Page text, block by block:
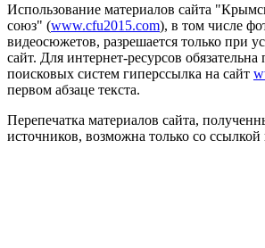
Использование материалов сайта
союз" (www.cfu2015.com), в том числе
видеосюжетов, разрешается только при
сайт. Для интернет-ресурсов
поисковых систем гиперссылка на сайт
первом абзаце текста.
Перепечатка материалов сайта,
источников, возможна только со